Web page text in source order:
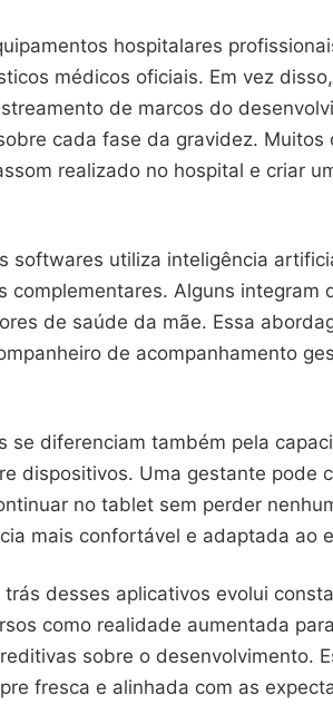
hospitalares
médicos oficiais. Em vez
de marcos do
cada fase da gravidez. Muitos
realizado no hospital e criar
softwares utiliza inteligência
complementares. Alguns integram
de saúde da mãe. Essa
de acompanhamento
se diferenciam também pela
dispositivos. Uma gestante pode
no tablet sem perder
mais confortável e adaptada ao
desses aplicativos evolui
como realidade aumentada
sobre o desenvolvimento.
fresca e alinhada com as